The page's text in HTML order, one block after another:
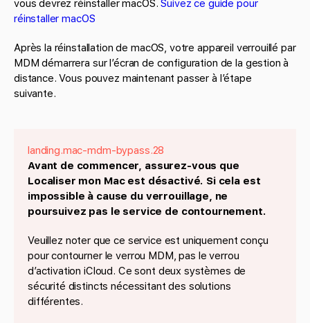
vous devrez réinstaller macOS.Suivez ce guide pour
réinstaller macOS
Après la réinstallation de macOS, votre appareil verrouillé par
MDM démarrera sur l’écran de configuration de la gestion à
distance. Vous pouvez maintenant passer à l’étape
suivante.
landing.mac-mdm-bypass.28
Avant de commencer, assurez-vous que
Localiser mon Mac est désactivé. Si cela est
impossible à cause du verrouillage, ne
poursuivez pas le service de contournement.
Veuillez noter que ce service est uniquement conçu
pour contourner le verrou MDM, pas le verrou
d’activation iCloud. Ce sont deux systèmes de
sécurité distincts nécessitant des solutions
différentes.